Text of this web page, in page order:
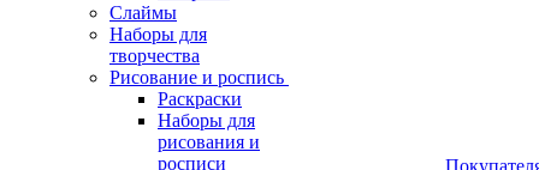
Слаймы
Наборы для
творчества
Рисование и роспись
Раскраски
Наборы для
рисования и
росписи